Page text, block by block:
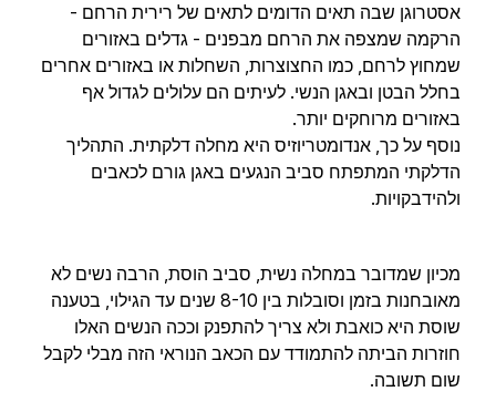
אסטרוגן שבה תאים הדומים לתאים של רירית הרחם -
הרקמה שמצפה את הרחם מבפנים - גדלים באזורים
שמחוץ לרחם, כמו החצוצרות, השחלות או באזורים אחרים
בחלל הבטן ובאגן הנשי. לעיתים הם עלולים לגדול אף
באזורים מרוחקים יותר.
נוסף על כך, אנדומטריוזיס היא מחלה דלקתית. התהליך
הדלקתי המתפתח סביב הנגעים באגן גורם לכאבים
ולהידבקויות.
מכיון שמדובר במחלה נשית, סביב הוסת, הרבה נשים לא
מאובחנות בזמן וסובלות בין 8-10 שנים עד הגילוי, בטענה
שוסת היא כואבת ולא צריך להתפנק וככה הנשים האלו
חוזרות הביתה להתמודד עם הכאב הנוראי הזה מבלי לקבל
שום תשובה.